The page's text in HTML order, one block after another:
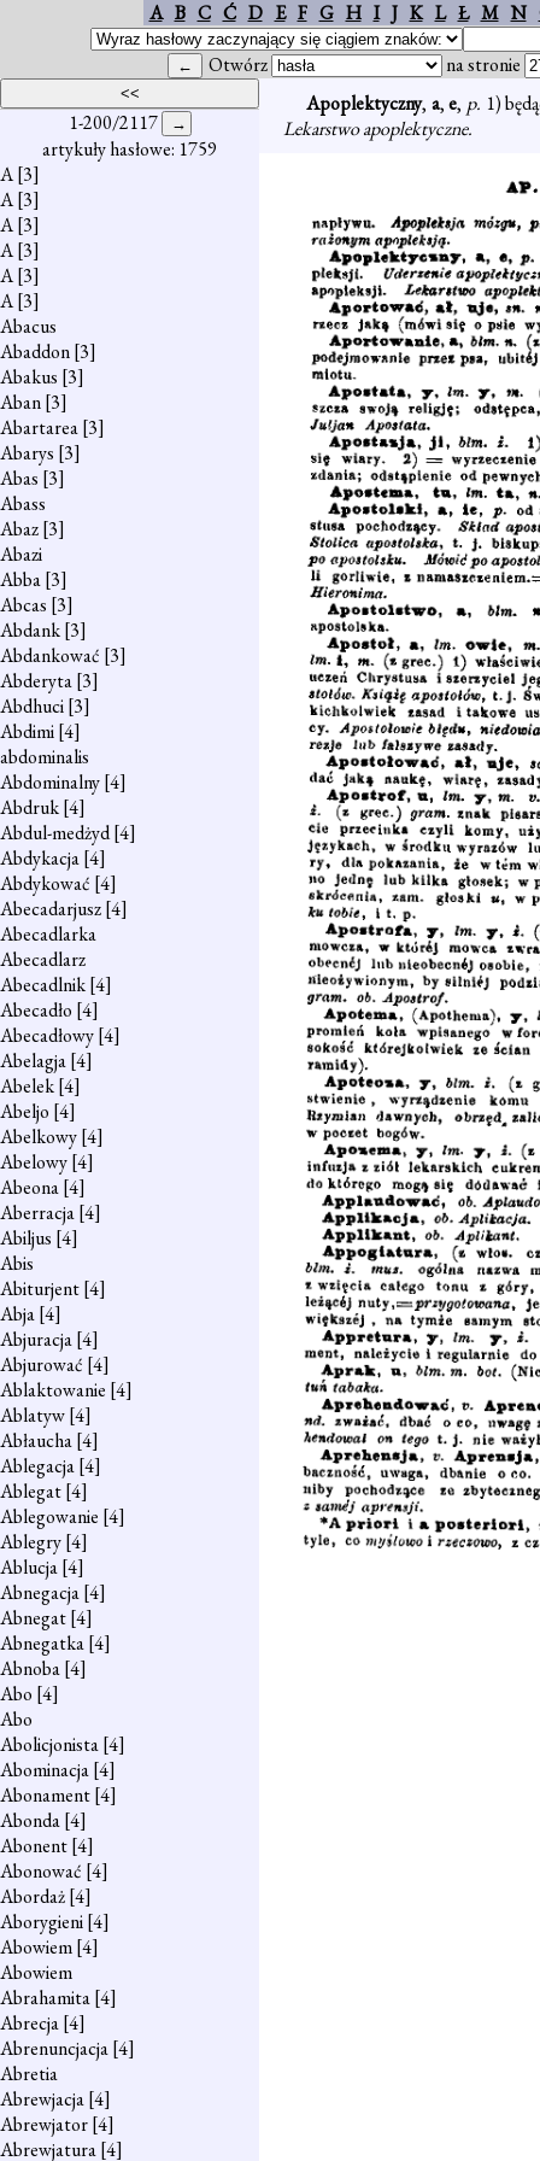
A B C Ć D E F G H I J K L Ł M N
Otwórz na stronie
1-200/2117
artykuły hasłowe: 1759
A[3]
A[3]
A[3]
A[3]
A[3]
A[3]
Abacus
Abaddon[3]
Abakus [3]
Aban[3]
Abartarea[3]
Abarys [3]
Abas [3]
Abass
Abaz[3]
Abazi
Abba[3]
Abcas [3]
Abdank[3]
Abdankować [3]
Abderyta[3]
Abdhuci[3]
Abdimi[4]
abdominalis
Abdominalny[4]
Abdruk[4]
Abdul-medżyd[4]
Abdykacja[4]
Abdykować [4]
Abecadarjusz[4]
Abecadlarka
Abecadlarz
Abecadlnik[4]
Abecadło [4]
Abecadłowy[4]
Abelagja[4]
Abelek[4]
Abeljo [4]
Abelkowy[4]
Abelowy[4]
Abeona[4]
Aberracja[4]
Abiljus [4]
Abis
Abiturjent[4]
Abja[4]
Abjuracja[4]
Abjurować [4]
Ablaktowanie [4]
Ablatyw[4]
Abłaucha[4]
Ablegacja[4]
Ablegat[4]
Ablegowanie [4]
Ablegry[4]
Ablucja[4]
Abnegacja[4]
Abnegat[4]
Abnegatka[4]
Abnoba[4]
Abo [4]
Abo
Abolicjonista[4]
Abominacja[4]
Abonament[4]
Abonda[4]
Abonent[4]
Abonować [4]
Abordaż[4]
Aborygieni[4]
Abowiem[4]
Abowiem
Abrahamita[4]
Abrecja[4]
Abrenuncjacja[4]
Abretia
Abrewjacja[4]
Abrewjator[4]
Abrewjatura[4]
Apoplektyczny, a,e, p. 1)
Lekarstwo apoplektyczne.